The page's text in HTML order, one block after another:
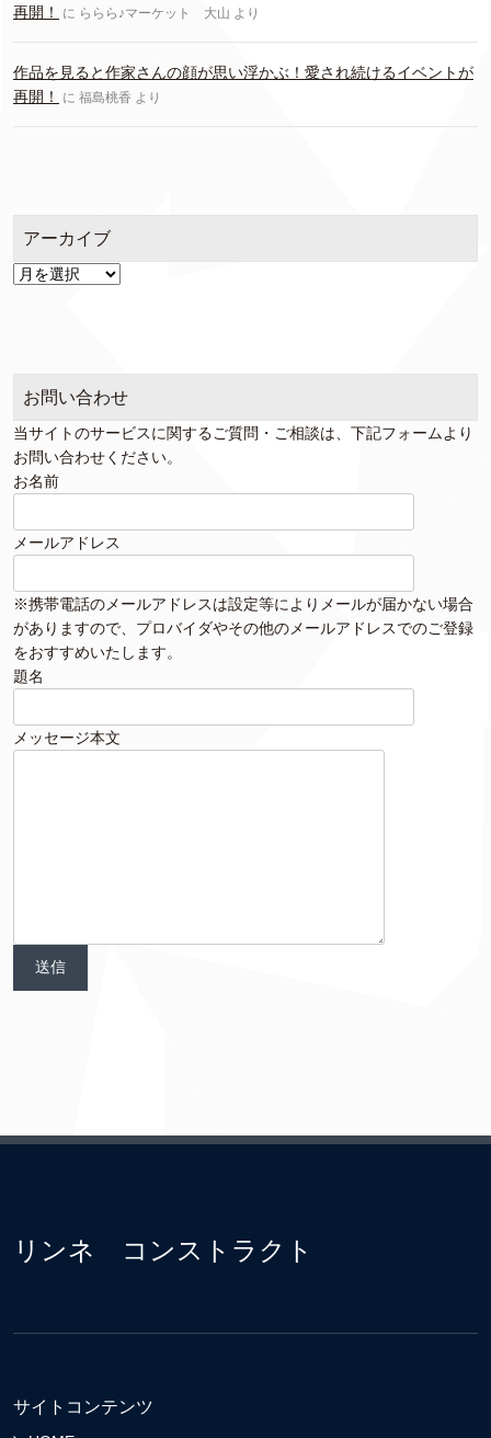
再開！
に ららら♪マーケット 大山 より
作品を見ると作家さんの顔が思い浮かぶ！愛され続けるイベントが
再開！
に 福島桃香 より
アーカイブ
ア
お問い合わせ
当サイトのサービスに関するご質問・ご相談は、下記フォームより
お問い合わせください。
お名前
メールアドレス
※携帯電話のメールアドレスは設定等によりメールが届かない場合
がありますので、プロバイダやその他のメールアドレスでのご登録
をおすすめいたします。
題名
メッセージ本文
リンネ コンストラクト
サイトコンテンツ